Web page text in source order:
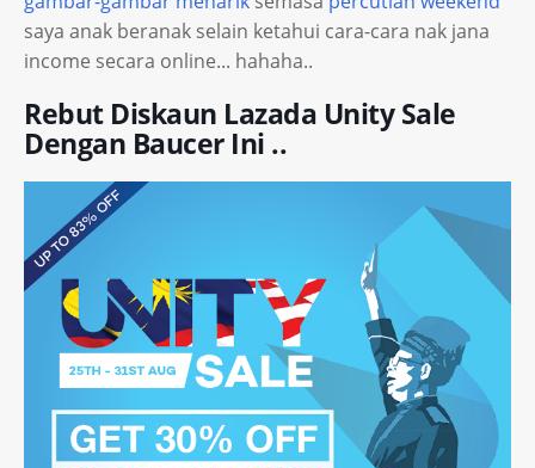
saya anak beranak selain ketahui cara-cara nak jana
income secara online... hahaha..
Rebut Diskaun Lazada Unity Sale
Dengan Baucer Ini ..